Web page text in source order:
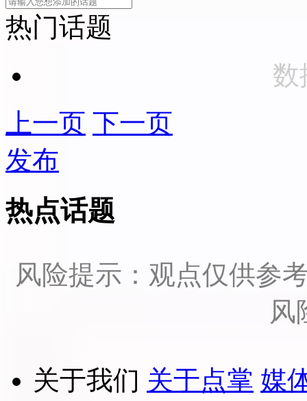
热门话题
数
上一页 下一页
发布
热点话题
风险提示：观点仅供参
风
关于我们 关于点掌 媒